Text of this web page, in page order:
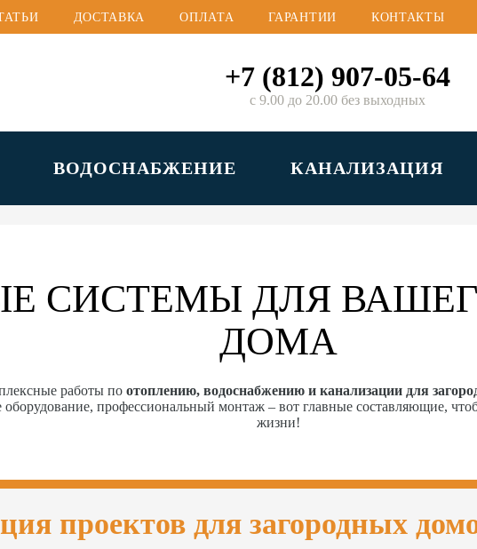
ДОСТАВКА ОПЛАТА ГАРАНТИИ КОНТАКТЫ
+7 (812) 907-05-64
с 9.00 до 20.00 без выходных
ВОДОСНАБЖЕНИЕ КАНАЛИЗАЦИЯ
СИСТЕМЫ ДЛЯ
ДОМА
работы по отоплению, водоснабжению и канализации для
профессиональный монтаж – вот главные составляющие,
жизни!
проектов для загородных